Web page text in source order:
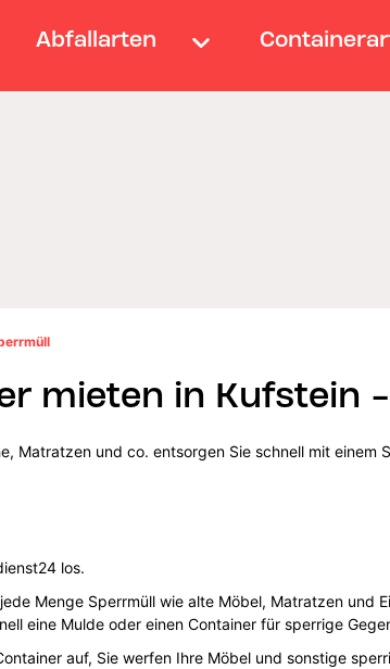
Abfallarten
mieten in Kufstein
Matratzen und co. entsorgen Sie schnell mit einem
los.
Menge Sperrmüll wie alte Möbel, Matratzen und
eine Mulde oder einen Container für sperrige
auf, Sie werfen Ihre Möbel und sonstige